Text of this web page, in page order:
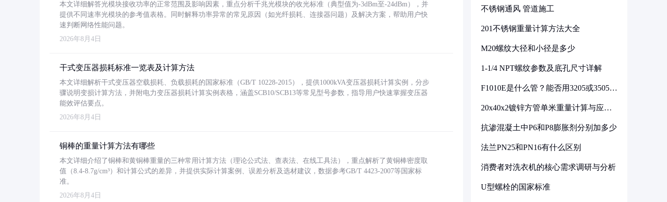
本文详细解答光模块接收功率的正常范围及影响因素，重点分析千兆光模块的收光标准（典型值为-3dBm至-24dBm），并
提供不同速率光模块的参考值表格。同时解释功率异常的常见原因（如光纤损耗、连接器问题）及解决方案，帮助用户快
速判断网络性能问题。
2026年8月4日
干式变压器损耗标准一览表及计算方法
本文详细解析干式变压器空载损耗、负载损耗的国家标准（GB/T 10228-2015），提供1000kVA变压器损耗计算实例，分步
骤说明变损计算方法，并附电力变压器损耗计算实例表格，涵盖SCB10/SCB13等常见型号参数，指导用户快速掌握变压器
能效评估要点。
2026年8月4日
铜棒的重量计算方法有哪些
本文详细介绍了铜棒和黄铜棒重量的三种常用计算方法（理论公式法、查表法、在线工具法），重点解析了黄铜棒密度取
值（8.4-8.7g/cm³）和计算公式的差异，并提供实际计算案例、误差分析及选材建议，数据参考GB/T 4423-2007等国家标
准。
2026年8月4日
不锈钢通风 管道施工
201不锈钢重量计算方法大全
M20螺纹大径和小径是多少
1-1/4 NPT螺纹参数及底孔尺寸详解
F1010E是什么管？能否用3205或3505代
20x40x2镀锌方管单米重量计算与应用
抗渗混凝土中P6和P8膨胀剂分别加多少
法兰PN25和PN16有什么区别
消费者对洗衣机的核心需求调研与分析
U型螺栓的国家标准